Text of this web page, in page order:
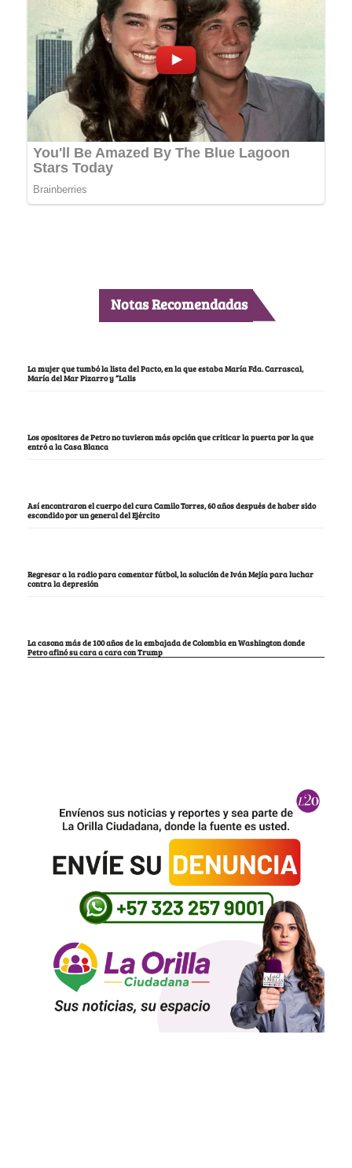
Notas Recomendadas
La mujer que tumbó la lista del Pacto, en la que estaba María Fda. Carrascal,
María del Mar Pizarro y “Lalis
Los opositores de Petro no tuvieron más opción que criticar la puerta por la que
entró a la Casa Blanca
Así encontraron el cuerpo del cura Camilo Torres, 60 años después de haber sido
escondido por un general del Ejército
Regresar a la radio para comentar fútbol, la solución de Iván Mejía para luchar
contra la depresión
La casona más de 100 años de la embajada de Colombia en Washington donde
Petro afinó su cara a cara con Trump